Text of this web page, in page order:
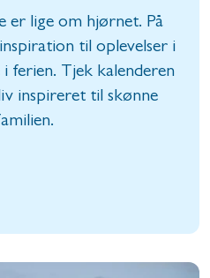
er lige om hjørnet. På
til oplevelser i
ferien. Tjek kalenderen
inspireret til skønne